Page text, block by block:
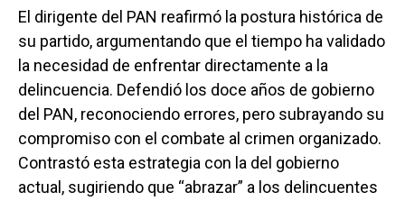
El dirigente del PAN reafirmó la postura histórica de
su partido, argumentando que el tiempo ha validado
la necesidad de enfrentar directamente a la
delincuencia. Defendió los doce años de gobierno
del PAN, reconociendo errores, pero subrayando su
compromiso con el combate al crimen organizado.
Contrastó esta estrategia con la del gobierno
actual, sugiriendo que “abrazar” a los delincuentes